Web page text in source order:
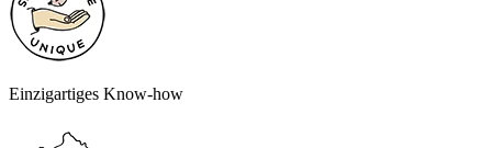
Einzigartiges Know-how